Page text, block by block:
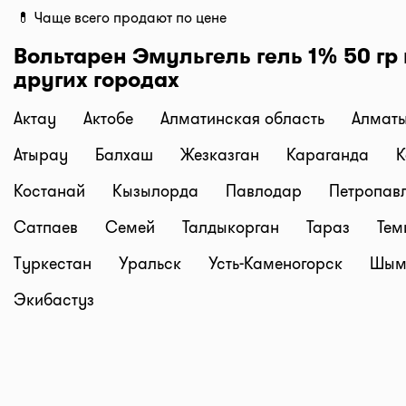
мин. назад, 5 мин. назад, и т.д.
Не нашли нужное лекарство? Каждый день на сайт
добавляем новые аптеки или точки аптечных сетей.
у нас вы можете найти: Аптеки Gold medicine,
аптеки Mega Pharm, Аптеки "Алмасат", Аптеки
(Аптеки Низких Цен), Гиппократ, и другие. Следите за
обновлениями!
Все аптеки Казахстана с ценами на лекарства в
💊 Чаще всего продают по цене
Вольтарен Эмульгель гель 1% 50 гр
других городах
Актау Актобе Алматинская область
Атырау
Балхаш Жезказган Караганда
Костанай
Кызылорда Павлодар
Сатпаев
Семей Талдыкорган Тараз
Туркестан
Уральск Усть-Каменогорск
Экибастуз